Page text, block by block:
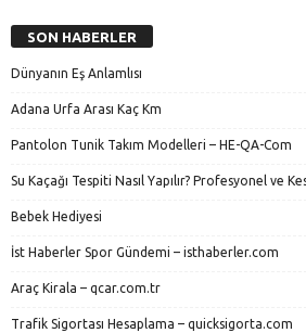
SON HABERLER
Dünyanın Eş Anlamlısı
Adana Urfa Arası Kaç Km
Pantolon Tunik Takım Modelleri – HE-QA-Com
Su Kaçağı Tespiti Nasıl Yapılır? Profesyonel ve
Bebek Hediyesi
İst Haberler Spor Gündemi – isthaberler.com
Araç Kirala – qcar.com.tr
Trafik Sigortası Hesaplama – quicksigorta.com